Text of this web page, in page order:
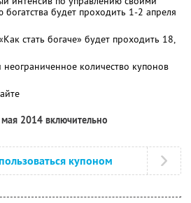
будет проходить 1-2 апреля
стать богаче» будет проходить 18,
количество купонов
2014 включительно
купоном